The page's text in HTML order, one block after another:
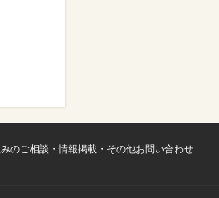
のご相談・情報掲載・その他お問い合わせ